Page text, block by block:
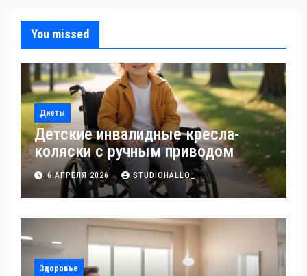
You missed
Диеты
Детские инвалидные кресла-
коляски с ручным приводом
6 АПРЕЛЯ 2026 STUDIOHALLO_
Здоровье